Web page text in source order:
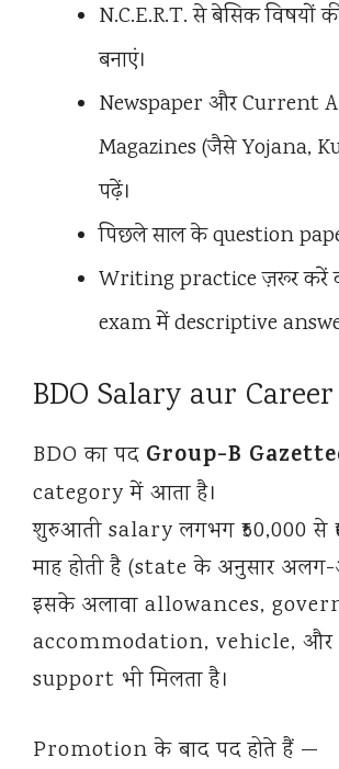
N.C.E.R.T. से बेसिक विषयों
बनाएं।
Newspaper और Current
Magazines (जैसे Yojana,
पढ़ें।
पिछले साल के question
Writing practice ज़रूर करें
exam में descriptive
BDO Salary aur
BDO का पद Group-B
category में आता है।
शुरुआती salary लगभग ₹50,000 से
माह होती है (state के अनुसार
इसके अलावा allowances,
accommodation, vehicle,
support भी मिलता है।
Promotion के बाद पद होते हैं —